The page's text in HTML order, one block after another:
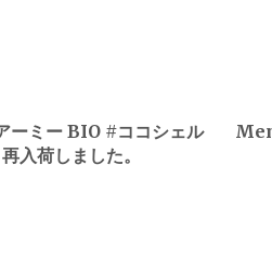
ーミー BIO #ココシェル
荷しました。